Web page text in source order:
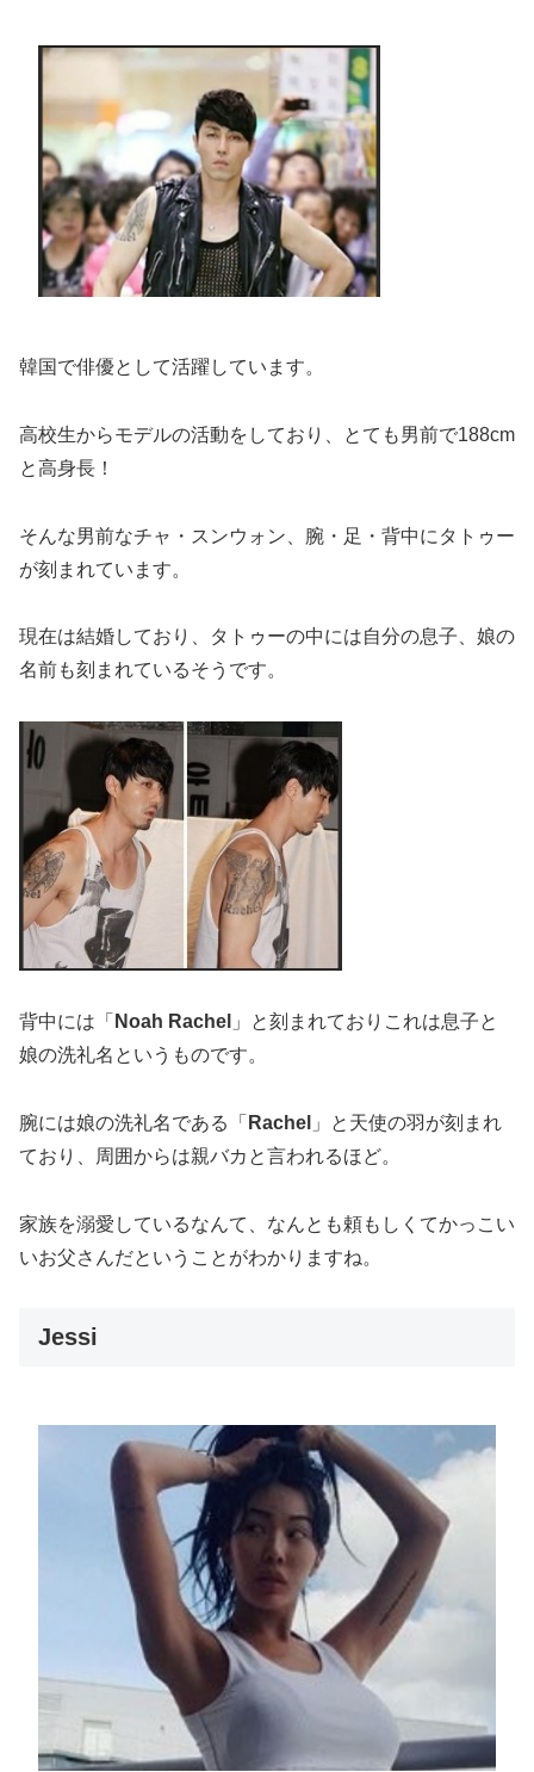
韓国で俳優として活躍しています。
高校生からモデルの活動をしており、とても男前で188cm
と高身長！
そんな男前なチャ・スンウォン、腕・足・背中にタトゥー
が刻まれています。
現在は結婚しており、タトゥーの中には自分の息子、娘の
名前も刻まれているそうです。
背中には「 Noah Rachel 」と刻まれておりこれは息子と
娘の洗礼名というものです。
腕には娘の洗礼名である「 Rachel 」と天使の羽が刻まれ
ており、周囲からは親バカと言われるほど。
家族を溺愛しているなんて、なんとも頼もしくてかっこい
いお父さんだということがわかりますね。
Jessi